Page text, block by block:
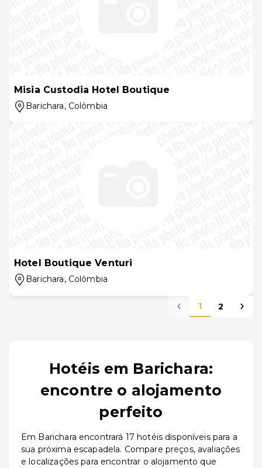
Misia Custodia Hotel Boutique
Barichara, Colômbia
Hotel Boutique Venturi
Barichara, Colômbia
1 2
Hotéis em Barichara:
encontre o alojamento
perfeito
Em Barichara encontrará 17 hotéis disponíveis para a
sua próxima escapadela. Compare preços, avaliações
e localizações para encontrar o alojamento que